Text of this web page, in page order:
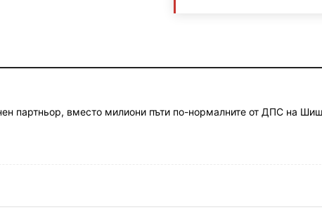
партньор, вместо милиони пъти по-нормалните от ДПС на